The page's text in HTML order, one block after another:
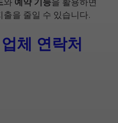
을 줄일 수 있습니다.
체 연락처